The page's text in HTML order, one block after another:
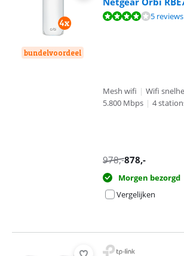
bundelvoordeel
Beoordeling is 8,0 van de 10, gebaseerd op 55 reviews
Mesh wifi | Wifi
5.800 Mbps | 4
978,-878,-
Morgen bezorgd
Vergelijken